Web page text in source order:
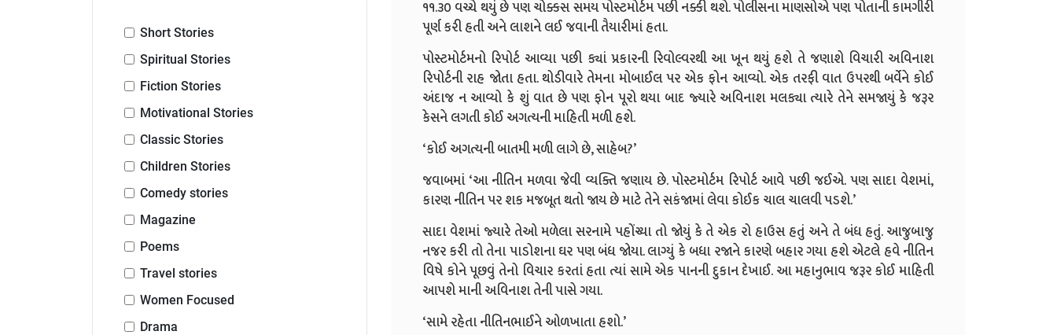
Short Stories
Spiritual Stories
Fiction Stories
Motivational Stories
Classic Stories
Children Stories
Comedy stories
Magazine
Poems
Travel stories
Women Focused
Drama
૧૧.૩૦ વચ્ચે થયું છે પણ ચોક્કસ સમય પોસ્ટમોર્ટમ પછી નક્કી થશે. પોલીસના માણસોએ પણ પોતાની કામગીરી
પૂર્ણ કરી હતી અને લાશને લઈ જવાની તૈયારીમાં હતા.
પોસ્ટમોર્ટમનો રિપોર્ટ આવ્યા પછી ક્યાં પ્રકારની રિવોલ્વરથી આ ખૂન થયું હશે તે જણાશે વિચારી અવિનાશ
રિપોર્ટની રાહ જોતા હતા. થોડીવારે તેમના મોબાઈલ પર એક ફોન આવ્યો. એક તરફી વાત ઉપરથી બર્વેને કોઈ
અંદાજ ન આવ્યો કે શું વાત છે પણ ફોન પૂરો થયા બાદ જ્યારે અવિનાશ મલક્યા ત્યારે તેને સમજાયું કે જરૂર
કેસને લગતી કોઈ અગત્યની માહિતી મળી હશે.
‘કોઈ અગત્યની બાતમી મળી લાગે છે, સાહેબ?’
જવાબમાં ‘આ નીતિન મળવા જેવી વ્યક્તિ જણાય છે. પોસ્ટમોર્ટમ રિપોર્ટ આવે પછી જઈએ. પણ સાદા વેશમાં,
કારણ નીતિન પર શક મજબૂત થતો જાય છે માટે તેને સકંજામાં લેવા કોઈક ચાલ ચાલવી પડશે.’
સાદા વેશમાં જ્યારે તેઓ મળેલા સરનામે પહોંચ્યા તો જોયું કે તે એક રો હાઉસ હતું અને તે બંધ હતું. આજુબાજુ
નજર કરી તો તેના પાડોશના ઘર પણ બંધ જોયા. લાગ્યું કે બધા રજાને કારણે બહાર ગયા હશે એટલે હવે નીતિન
વિષે કોને પૂછવું તેનો વિચાર કરતાં હતા ત્યાં સામે એક પાનની દુકાન દેખાઈ. આ મહાનુભાવ જરૂર કોઈ માહિતી
આપશે માની અવિનાશ તેની પાસે ગયા.
‘સામે રહેતા નીતિનભાઈને ઓળખાતા હશો.’